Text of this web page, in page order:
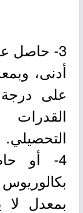
3- حاصل
التحصيلي.
4- أو